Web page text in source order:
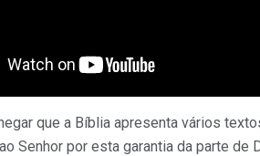
que a Bíblia apresenta vários
Senhor por esta garantia da parte